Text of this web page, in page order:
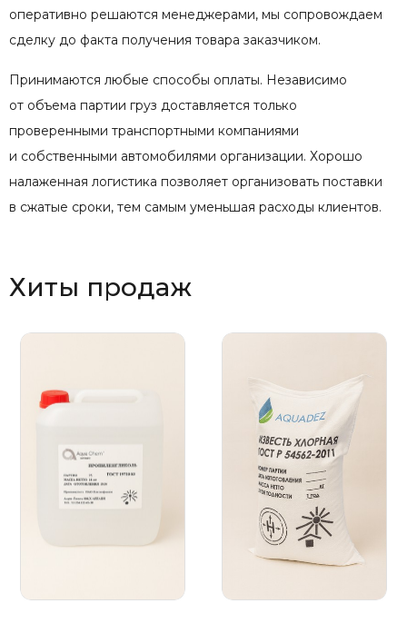
оперативно решаются менеджерами, мы сопровождаем
сделку до факта получения товара заказчиком.
Принимаются любые способы оплаты. Независимо
от объема партии груз доставляется только
проверенными транспортными компаниями
и собственными автомобилями организации. Хорошо
налаженная логистика позволяет организовать поставки
в сжатые сроки, тем самым уменьшая расходы клиентов.
Хиты продаж